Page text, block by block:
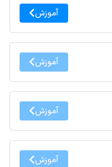
آموزش
آموزش
آموزش
آموزش